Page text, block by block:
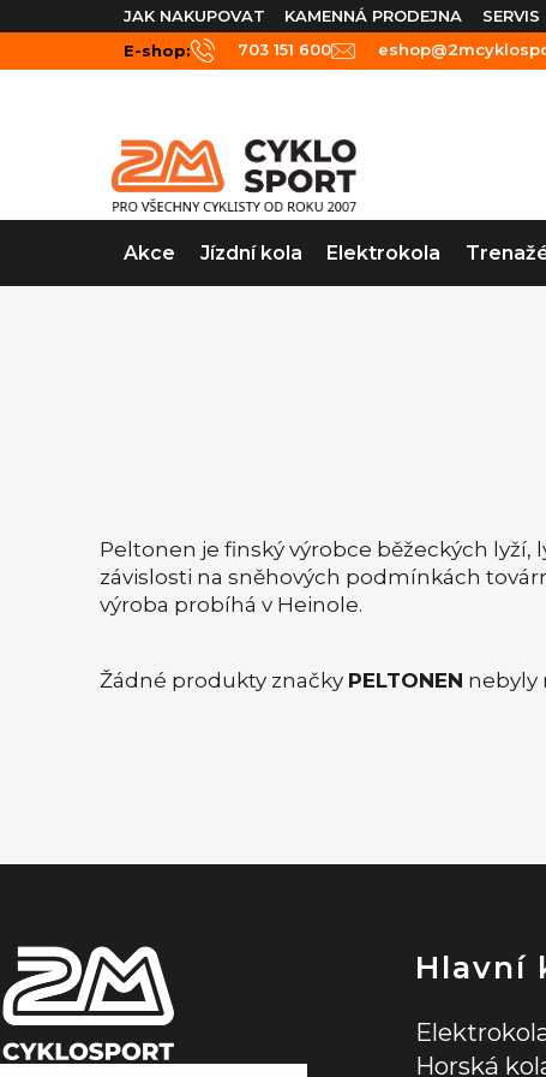
na
obsah
JAK NAKUPOVAT KAMENNÁ PRODEJNA SERVIS
E-shop:
703 151 600
Akce Jízdní kola Elektrokola
Peltonen je finský výrobce běžeckých lyží,
závislosti na sněhových podmínkách
výroba probíhá v Heinole.
Žádné produkty značky PELTONEN nebyly
a
Hlavní
Horská